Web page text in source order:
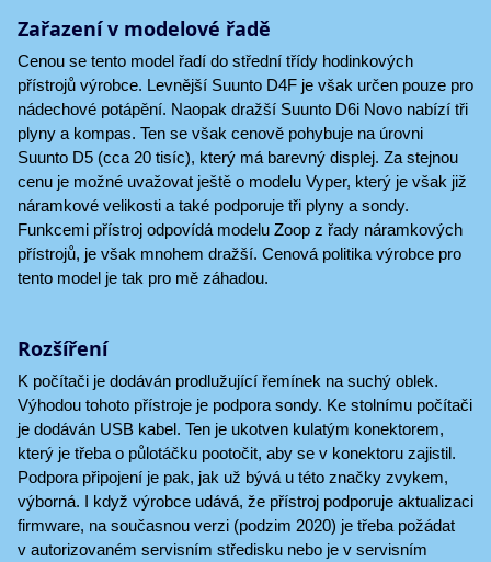
Zařazení v modelové řadě
Cenou se tento model řadí do střední třídy hodinkových
přístrojů výrobce. Levnější Suunto D4F je však určen pouze pro
nádechové potápění. Naopak dražší Suunto D6i Novo nabízí tři
plyny a kompas. Ten se však cenově pohybuje na úrovni
Suunto D5 (cca 20 tisíc), který má barevný displej. Za stejnou
cenu je možné uvažovat ještě o modelu Vyper, který je však již
náramkové velikosti a také podporuje tři plyny a sondy.
Funkcemi přístroj odpovídá modelu Zoop z řady náramkových
přístrojů, je však mnohem dražší. Cenová politika výrobce pro
tento model je tak pro mě záhadou.
Rozšíření
K počítači je dodáván prodlužující řemínek na suchý oblek.
Výhodou tohoto přístroje je podpora sondy. Ke stolnímu počítači
je dodáván USB kabel. Ten je ukotven kulatým konektorem,
který je třeba o půlotáčku pootočit, aby se v konektoru zajistil.
Podpora připojení je pak, jak už bývá u této značky zvykem,
výborná. I když výrobce udává, že přístroj podporuje aktualizaci
firmware, na současnou verzi (podzim 2020) je třeba požádat
v autorizovaném servisním středisku nebo je v servisním